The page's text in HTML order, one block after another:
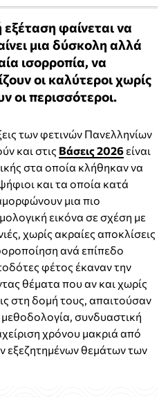
εξέταση φαίνεται να
μια δύσκολη αλλά
ισορροπία, να
οι καλύτεροι χωρίς
οι περισσότεροι.
των φετινών Πανελληνίων
και στις Βάσεις 2026 είναι
στα οποία κλήθηκαν να
και τα οποία κατά
μια πιο
εικόνα σε σχέση με
χωρίς ακραίες αποκλίσεις
ανά επίπεδο
φέτος έκαναν την
θέματα που αν και χωρίς
στη δομή τους, απαιτούσαν
συνδυαστική
χρόνου μακριά από
εξεζητημένων θεμάτων των